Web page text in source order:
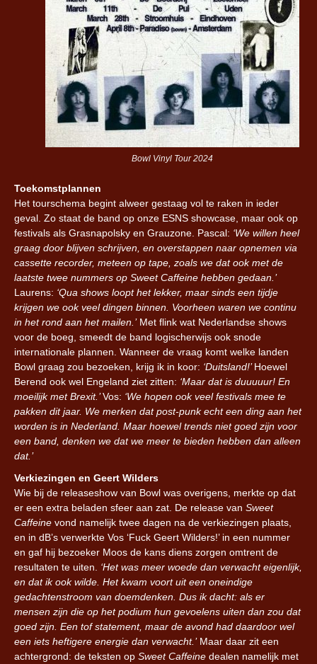
Bowl Vinyl Tour 2024
Toekomstplannen
Het tourschema begint alweer gestaag vol te raken in ieder
geval. Zo staat de band op onze ESNS showcase, maar ook op
festivals als Grasnapolsky en Grauzone. Pascal: ‘We willen heel
graag door blijven schrijven, en overstappen naar opnemen via
cassette recorder, meteen op tape, zoals we dat ook met de
laatste twee nummers op Sweet Caffeine hebben gedaan.’
Laurens: ‘Qua shows loopt het lekker, maar sinds een tijdje
krijgen we ook veel dingen binnen. Voorheen waren we continu
in het rond aan het mailen.’Met flink wat Nederlandse shows
voor de boeg, smeedt de band logischerwijs ook snode
internationale plannen. Wanneer de vraag komt welke landen
Bowl graag zou bezoeken, krijg ik in koor: ‘Duitsland!’Hoewel
Berend ook wel Engeland ziet zitten: ‘Maar dat is duuuuur! En
moeilijk met Brexit.’Vos: ‘We hopen ook veel festivals mee te
pakken dit jaar. We merken dat post-punk echt een ding aan het
worden is in Nederland. Maar hoewel trends niet goed zijn voor
een band, denken we dat we meer te bieden hebben dan alleen
dat.’
Verkiezingen en Geert Wilders
Wie bij de releaseshow van Bowl was overigens, merkte op dat
er een extra beladen sfeer aan zat. De release van Sweet
Caffeine vond namelijk twee dagen na de verkiezingen plaats,
en in dB’s verwerkte Vos ‘Fuck Geert Wilders!’ in een nummer
en gaf hij bezoeker Moos de kans diens zorgen omtrent de
resultaten te uiten.
‘Het was meer woede dan verwacht eigenlijk,
en dat ik ook wilde. Het kwam voort uit een oneindige
gedachtenstroom van doemdenken. Dus ik dacht: als er
mensen zijn die op het podium hun gevoelens uiten dan zou dat
goed zijn. Een tof statement, maar de avond had daardoor wel
een iets heftigere energie dan verwacht.’Maar daar zit een
achtergrond: de teksten op Sweet Caffeine dealen namelijk met